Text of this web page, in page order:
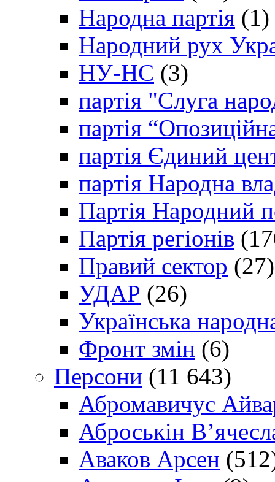
Народна партія (1)
Народний рух
НУ-НС (3)
партія "Слуга
партія
партія Єдиний
партія Народна
Партія Народний
Партія регіонів
Правий сектор (27)
УДАР (26)
Українська
Фронт змін (6)
Персони (11 643)
Абромавичус
Аброськін
Аваков Арсен